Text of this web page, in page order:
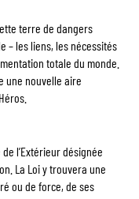
terre de dangers
– les liens, les nécessités
totale du monde.
une nouvelle aire
l’Extérieur désignée
La Loi y trouvera une
ou de force, de ses